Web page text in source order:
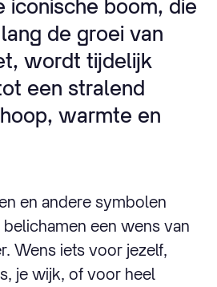
iconische boom, die
de groei van
wordt tijdelijk
een stralend
warmte en
en andere symbolen
een wens van
Wens iets voor jezelf,
je wijk, of voor heel